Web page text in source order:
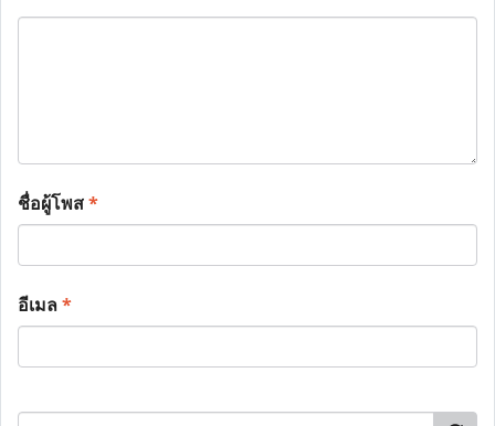
ชื่อผู้โพส*
อีเมล*